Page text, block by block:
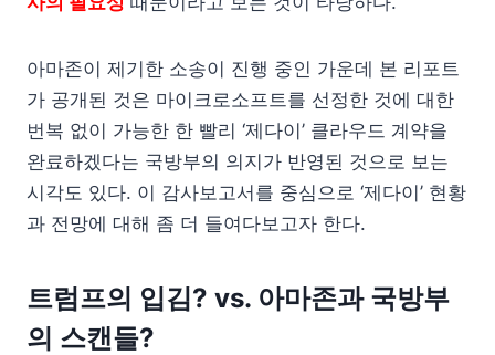
아마존이 제기한 소송이 진행 중인 가운데 본 리포트
가 공개된 것은 마이크로소프트를 선정한 것에 대한
번복 없이 가능한 한 빨리 ‘제다이’ 클라우드 계약을
완료하겠다는 국방부의 의지가 반영된 것으로 보는
시각도 있다. 이 감사보고서를 중심으로 ‘제다이’ 현황
과 전망에 대해 좀 더 들여다보고자 한다.
트럼프의 입김? vs. 아마존과 국방부
의 스캔들?